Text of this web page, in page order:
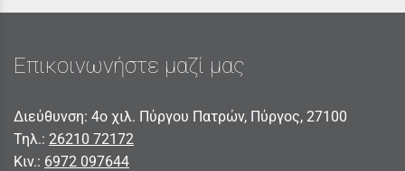
Επικοινωνήστε μαζί μας
Διεύθυνση: 4ο χιλ. Πύργου Πατρών, Πύργος, 27100
Τηλ.: 26210 72172
Κιν.: 6972 097644